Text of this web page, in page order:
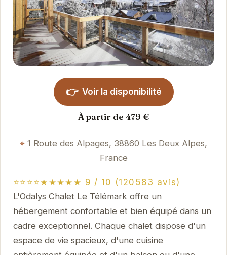
👉 Voir la disponibilité
À partir de 479 €
1 Route des Alpages, 38860 Les Deux Alpes,
France
⭐⭐⭐⭐★★★★★ 9 / 10 (120583 avis)
L'Odalys Chalet Le Télémark offre un
hébergement confortable et bien équipé dans un
cadre exceptionnel. Chaque chalet dispose d'un
espace de vie spacieux, d'une cuisine